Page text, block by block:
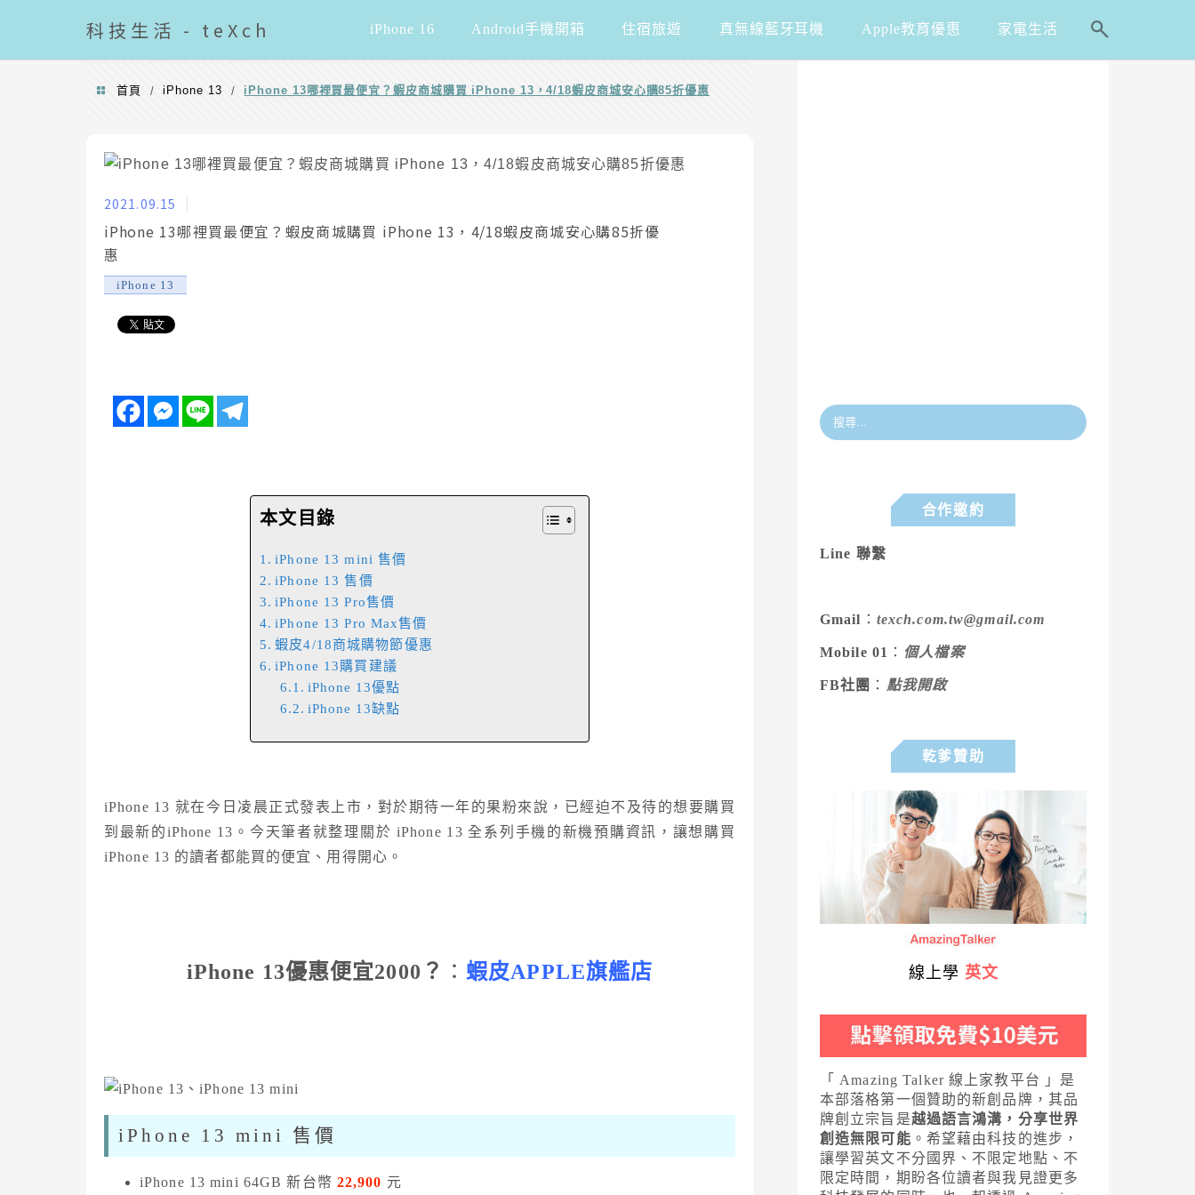
科技 生活 - teXch iPhone 16 Android手機開箱 住宿旅遊 真無線藍牙耳機 Apple教育優惠 家電生活
首頁 / iPhone 13 / iPhone 13哪裡買最便宜？蝦皮商城購買 iPhone 13，4/18蝦皮商城安心購85折優惠
2021.09.15
iPhone 13哪裡買最便宜？蝦皮商城購買 iPhone 13，4/18蝦皮商城安心購85折優
惠
iPhone 13
本文目錄
iPhone 13 mini 售價
iPhone 13 售價
iPhone 13 Pro售價
iPhone 13 Pro Max售價
蝦皮4/18商城購物節優惠
iPhone 13購買建議
iPhone 13優點
iPhone 13缺點
iPhone 13 就在今日凌晨正式發表上市，對於期待一年的果粉來說，已經迫不及待的想要購買
到最新的iPhone 13。今天筆者就整理關於 iPhone 13 全系列手機的新機預購資訊，讓想購買
iPhone 13 的讀者都能買的便宜、用得開心。
iPhone 13優惠便宜2000？ ：蝦皮APPLE旗艦店
iPhone 13 mini 售價
iPhone 13 mini 64GB 新台幣 22,900 元
合作邀約
Line 聯繫
Gmail ： texch.com.tw@gmail.com
Mobile 01 ： 個人檔案
FB社團 ： 點我開啟
乾爹贊助
線上學 英文
「 Amazing Talker 線上家教平台 」是
本部落格第一個贊助的新創品牌，其品
牌創立宗旨是越過語言鴻溝，分享世界
創造無限可能 。希望藉由科技的進步，
讓學習英文不分國界、不限定地點、不
限定時間，期盼各位讀者與我見證更多